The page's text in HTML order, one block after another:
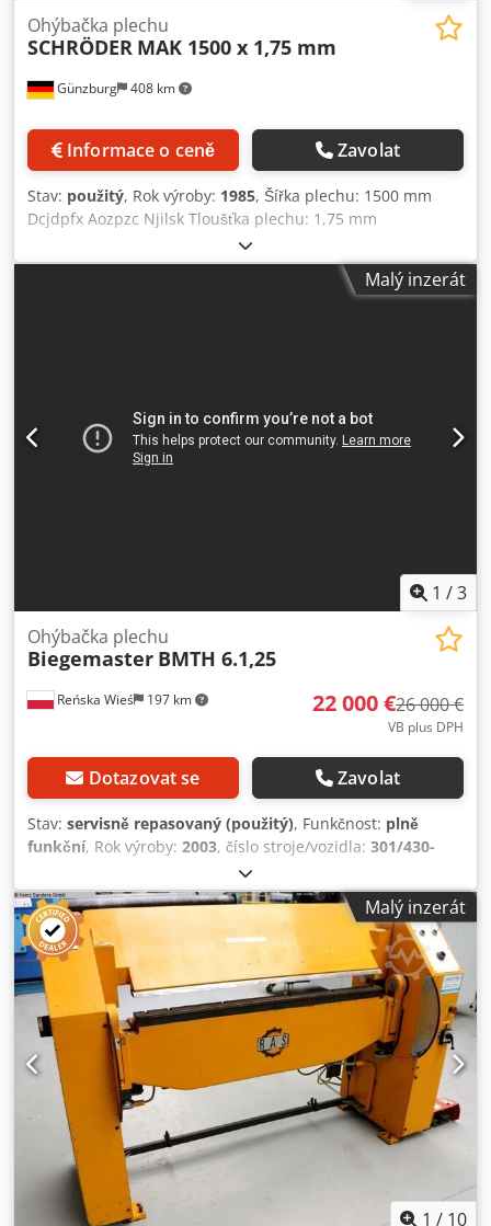
Günzburg 408 km
Ohýbačka plechu
SCHRÖDER MAK 1500 x 1,75 mm
Informace o ceně Zavolat
Stav: použitý, Rok výroby: 1985, Šířka plechu: 1500 mm
Dcjdpfx Aozpzc Njilsk Tloušťka plechu: 1,75 mm
Malý inzerát
1 /3
Reńska Wieś 197 km
Ohýbačka plechu
Biegemaster BMTH 6.1,25
22 000 €26 000 €
VB plus DPH
Dotazovat se Zavolat
Stav: servisně repasovaný (použitý), Funkčnost: plně
funkční, Rok výroby: 2003, číslo stroje/vozidla: 301/430-
, stupeň automatizace:
poloautomatický, typ pohonu:elektrický, max. tloušťka
plechu:15 mm, celková hmotnost: 2 300 kg, celková délka:
7 400 mm, celková šířka: 1 840 mm , celková výška:1 950
mm, vstupní napětí: , vstupní frekvence: 50 Hz, typ
vstupního proudu:Stejnosměrný proud, Ohýbačka
Biegemaster BMTH 6.1.25 po renovaci výrobcem. Technické
údaje: Pracovní délka: 6020 mm Kapacita ohýbání oceli 400
N/mm²: 1,25 mm Kapacita ohýbání hliníku 190 N/mm²: 1,50
mm Prodáváme ji pouze z důvodu pořízení nového stroje,
tento fungoval bezchybně a může ještě dlouho přinášet
zisk novému majiteli. Stroj prošel renovací výrobcem a je
ve velmi dobrém technickém stavu. Dcodpfxey Rk Rhj Ailok
Robustní a stabilní konstrukce, bez vůlí ovlivňujících kvalitu
ohybu. Pro více informací nás kontaktujte. Prodej na plnou
fakturu DPH, uvedená cena je bez DPH.
Malý inzerát
1 / 10